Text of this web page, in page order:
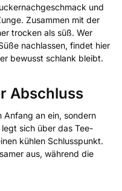
und
Zusammen mit der
trocken als süß. Wer
nachlassen, findet hier
bewusst schlank bleibt.
Abschluss
Anfang an ein, sondern
sich über das Tee-
kühlen Schlusspunkt.
aus, während die